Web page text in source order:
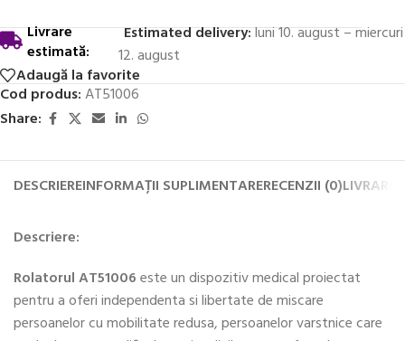
Livrare
estimată:
Estimated delivery:luni 10. august – miercuri
12. august
Adaugă la favorite
Cod produs:AT51006
Share:
DESCRIEREINFORMAȚII SUPLIMENTARERECENZII (0)LIVRARE
Descriere:
Rolatorul AT51006este un dispozitiv medical proiectat
pentru a oferi independenta si libertate de miscare
persoanelor cu mobilitate redusa, persoanelor varstnice care